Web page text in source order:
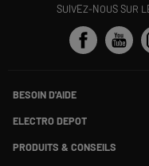
SUIVEZ-NOUS SUR
BESOIN D'AIDE
Contactez-nous
Suivre ma commande
Modifier ou annuler ma
SAV
ELECTRO DEPOT
PRODUITS & CONSEILS